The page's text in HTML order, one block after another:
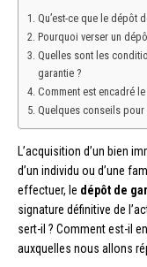
Qu’est-ce que le dépôt
Pourquoi verser un
Quelles sont les
garantie ?
Comment est encadré
Quelques conseils
L’acquisition d’un bien
d’un individu ou d’une
effectuer, le dépôt de
signature définitive de
sert-il ? Comment est-il
auxquelles nous allons